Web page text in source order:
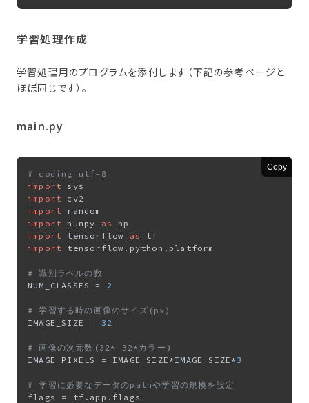
学習処理作成
学習処理用のプログラムを添付します（下記の参考ページと
ほぼ同じです）。
main.py
Copy
# coding=utf-8
import
import
import
import numpy as
import tensorflow as
import tensorflow.python.platform
# 識別ラベルの数
NUM_CLASSES = 2
# 学習する時の画像のサイズ(px)
IMAGE_SIZE = 32
# 画像の次元数(32* 32*カラー)
IMAGE_PIXELS = IMAGE_SIZE*IMAGE_SIZE* 3
# 学習に必要なデータのpathや学習の規模を設定
flags = tf.app.flags